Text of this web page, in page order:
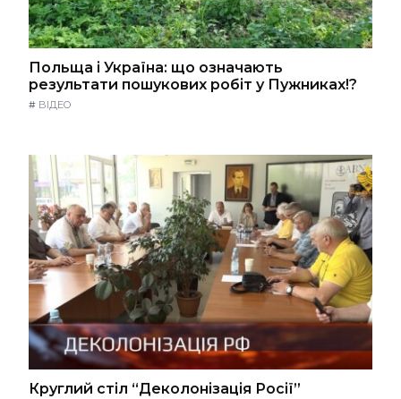
Польща і Україна: що означають
результати пошукових робіт у Пужниках!?
# ВІДЕО
Круглий стіл “Деколонізація Росії”